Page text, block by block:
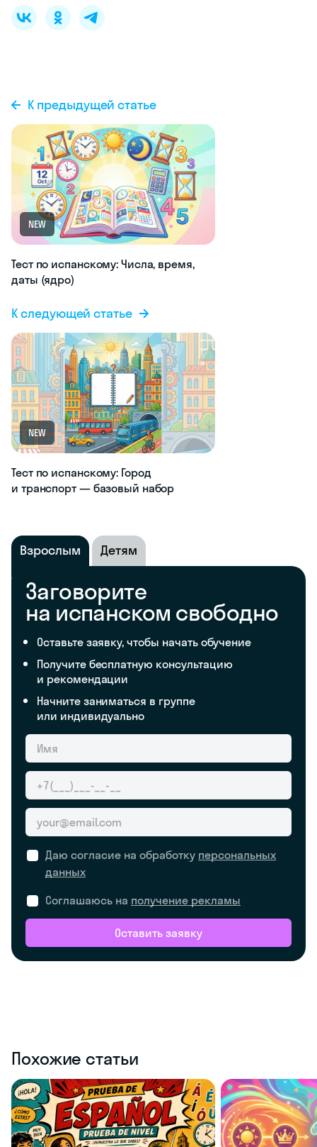
К предыдущей статье
NEW
Тест по испанскому: Числа, время,
даты (ядро)
К следующей статье
NEW
Тест по испанскому: Город
и транспорт — базовый набор
Взрослым Детям
Заговорите
на испанском свободно
Оставьте заявку, чтобы начать обучение
Получите бесплатную консультацию
и рекомендации
Начните заниматься в группе
или индивидуально
Даю согласие на обработку персональных
данных
Соглашаюсь на получение рекламы
Оставить заявку
Похожие статьи